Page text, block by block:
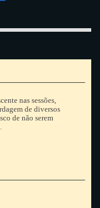
nas sessões,
de diversos
de não serem